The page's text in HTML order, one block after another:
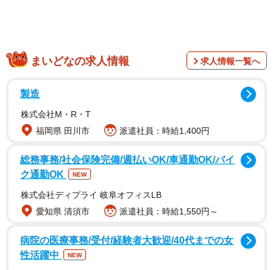
同日発売のデジタル写真集では、ガーターベルトを身にま
とったランジェリー姿や、セクシーなメイド姿など6つの衣
装に挑戦。「大人になって初めての髪型」というメイド服
でのツインテール姿も披露しています。
まいどなの求人情報 求人情報一覧へ
製造
株式会社M・R・T
福岡県 田川市
派遣社員：時給1,400円
総務事務/社会保険完備/週払いOK/車通勤OK/バイ
ク通勤OK
NEW
株式会社ディプライ 岐阜オフィスLB
愛知県 清須市
派遣社員：時給1,550円～
病院の医療事務/受付/経験者大歓迎/40代までの女
性活躍中
NEW